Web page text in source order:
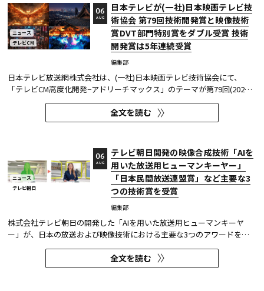
ニュース
テレビCM
日本テレビが(一社)日本映画テレビ技
術協会 第79回技術開発賞と映像技術
賞DVT部門特別賞をダブル受賞 技術
開発賞は5年連続受賞
編集部
06
AUG
日本テレビ放送網株式会社は、(一社)日本映画テレビ技術協会にて、
「テレビCM高度化開発−アドリーチマックス」のテーマが第79回(2025
年度)技術開発賞を、「TOKYO巫女忍者」が映像技術賞 DVT(デジタルビ
ジュアル技術)部門 特別賞を受賞したことを発表した。技術開発賞部門
では、昨年に続き5年連続の受賞となる。 この賞は毎年、放送に関連
全文を読む
ニュース
テレビ朝日
テレビ朝日開発の映像合成技術「AIを
用いた放送用ヒューマンキーヤー」
「日本民間放送連盟賞」など主要な3
つの技術賞を受賞
編集部
06
AUG
株式会社テレビ朝日の開発した「AIを用いた放送用ヒューマンキーヤ
ー」が、日本の放送および映像技術における主要な3つのアワードを受
賞した。 本開発は、人物像認識AIと最新のXR技術を組み合わせたシステ
ムであり、その革新性と実用性が業界内で高い評価を獲得している。
【受賞アワード一覧】 ●2025年 日本民間放送連盟賞 技術部門優...
全文を読む